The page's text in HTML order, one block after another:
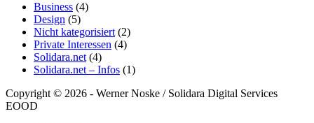
Business (4)
Design (5)
Nicht kategorisiert (2)
Private Interessen (4)
Solidara.net (4)
Solidara.net – Infos (1)
Copyright © 2026 - Werner Noske / Solidara Digital Services
EOOD